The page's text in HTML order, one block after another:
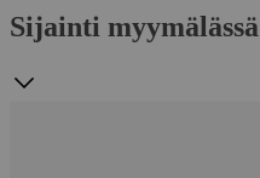
Sijainti myymälässä